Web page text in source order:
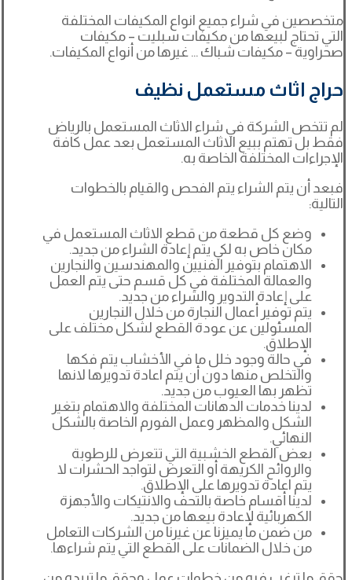
متخصصين في شراء جميع انواع المكيفات المختلفة
التي تحتاج لبيعها من مكيفات سبليت – مكيفات
صحراوية – مكيفات شباك … غيرها من أنواع المكيفات.
حراج اثاث مستعمل نظيف
لم تتخص الشركة في شراء الاثاث المستعمل بالرياض
فقط بل تهتم ببيع الاثاث المستعمل بعد عمل كافة
الإجراءات المختلفة الخاصة به.
فبعد أن يتم الشراء يتم الفحص والقيام بالخطوات
التالية:
وضع كل قطعة من قطع الاثاث المستعمل في
مكان خاص به لكي يتم إعادة الشراء من جديد.
الاهتمام بتوفير الفنيين والمهندسين والنجارين
والعمالة المختلفة في كل قسم حتى يتم العمل
على إعادة التدوير والشراء من جديد.
يتم توفير أعمال النجارة من خلال النجارين
المسئولين عن عودة القطع لشكل مختلف على
الإطلاق.
في حالة وجود خلل ما في الأخشاب يتم فكها
والتخلص منها دون أن يتم اعادة تدويرها لانها
تظهر بها العيوب من جديد.
لدينا خدمات الدهانات المختلفة والاهتمام بتغير
الشكل والمظهر وعمل الفورم الخاصة بالشكل
النهائي.
بعض القطع الخشبية التي تتعرض للرطوبة
والروائح الكريهة أو التعرض لتواجد الحشرات لا
يتم اعادة تدويرها على الإطلاق.
لدينا أقسام خاصة بالتحف والانتيكات والأجهزة
الكهربائية لإعادة بيعها من جديد.
من ضمن ما يميزنا عن غيرنا من الشركات التعامل
من خلال الضمانات على القطع التي يتم شراءها.